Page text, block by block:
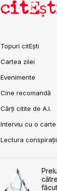
Topuri citEști
Cartea zilei
Evenimente
Cine recomandă
Cărți citite de A.I.
Interviu cu o carte
Lectura